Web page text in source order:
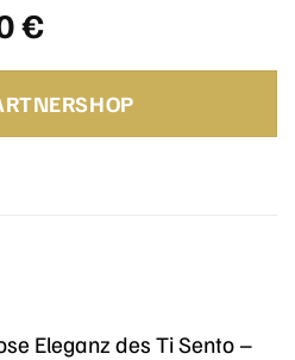
€
€Aktueller
ist:
81,90 €.
Eleganz des Ti Sento –